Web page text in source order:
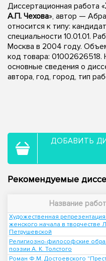
Диссертационная работа «
А.П. Чехова», автор —
относится к типу:
специальности 10.01.01.
Москва в 2004 году.
код товара:
основные сведения о
автора, год, город, тип
ДОБАВИТЬ
Рекомендуемые
Название
Художественная
женского начала в творчестве
Петрушевской
Религиозно-философские
поэзии А. К. Толстого
Роман Ф.М. Достоевского